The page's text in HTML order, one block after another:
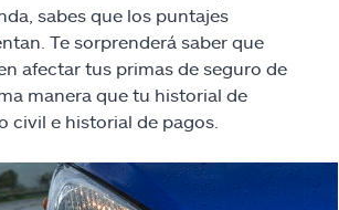
sabes que los puntajes
Te sorprenderá saber que
afectar tus primas de seguro de
manera que tu historial de
civil e historial de pagos.